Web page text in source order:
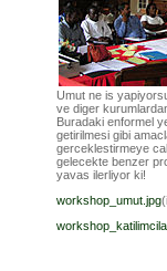
Umut ne is
ve diger
Buradaki enformel
getirilmesi gibi
gerceklestirmeye
gelecekte benzer
yavas ilerliyor ki!
workshop_umut.jpg